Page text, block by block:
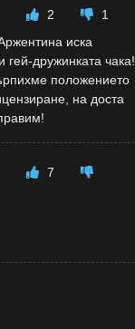
2
1
иска
дружинката чака!
положението
на доста
7